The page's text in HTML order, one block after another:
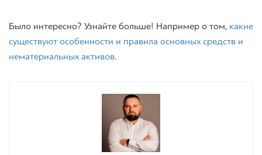
Было интересно? Узнайте больше! Например о том, какие
существуют особенности и правила основных средств и
нематериальных активов.